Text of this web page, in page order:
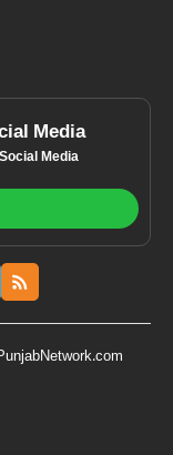
Media
Media